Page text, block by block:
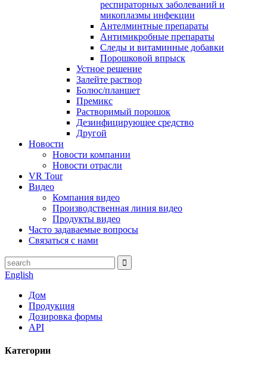
респираторных заболеваний и
микоплазмы инфекции
Антелминтные препараты
Антимикробные препараты
Следы и витаминные добавки
Порошковой впрыск
Устное решение
Залейте раствор
Болюс/планшет
Премикс
Растворимый порошок
Дезинфицирующее средство
Другой
Новости
Новости компании
Новости отрасли
VR Tour
Видео
Компания видео
Производственная линия видео
Продукты видео
Часто задаваемые вопросы
Связаться с нами
English
Дом
Продукция
Дозировка формы
API
Категории